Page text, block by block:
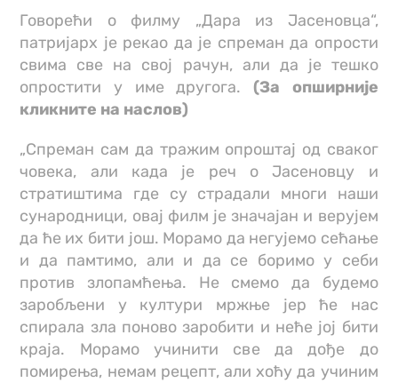
Говорећи о филму „Дара из Јасеновца“,
патријарх је рекао да је спреман да опрости
свима све на свој рачун, али да је тешко
опростити у име другога. (За опширније
кликните на наслов)
„Спреман сам да тражим опроштај од сваког
човека, али када је реч о Јасеновцу и
стратиштима где су страдали многи наши
сународници, овај филм је значајан и верујем
да ће их бити још. Морамо да негујемо сећање
и да памтимо, али и да се боримо у себи
против злопамћења. Не смемо да будемо
заробљени у култури мржње јер ће нас
спирала зла поново заробити и неће јој бити
краја. Морамо учинити све да дође до
помирења, немам рецепт, али хоћу да учиним